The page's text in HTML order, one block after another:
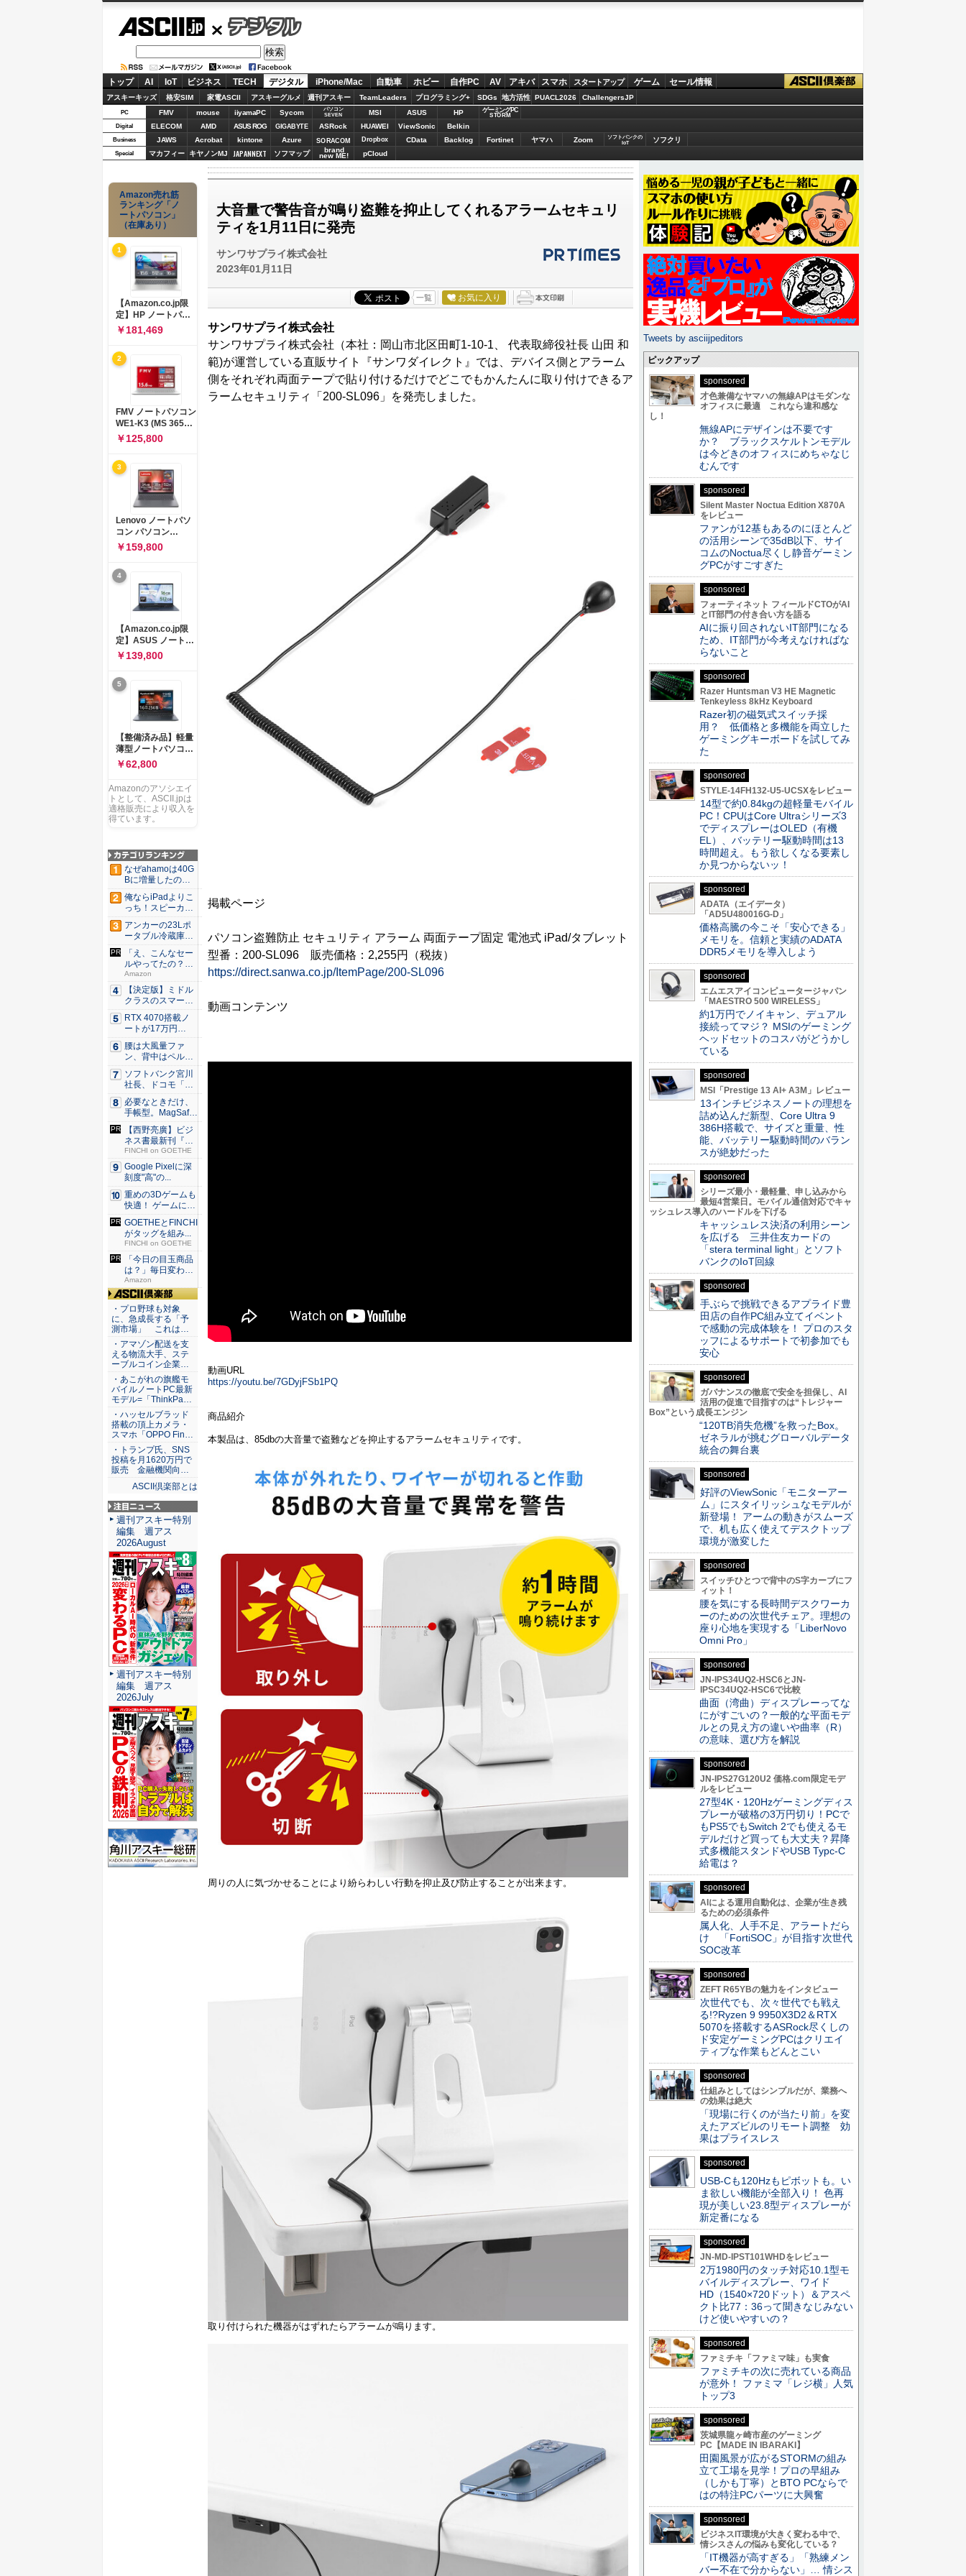
デジタル
トップ AI IoT ビジネス TECH デジタル iPhone/Mac 自動車 ホビー 自作PC AV アキバ スマホ スタートアップ ゲーム セール情報
アスキーキッズ 格安SIM 家電ASCII アスキーグルメ 週刊アスキー TeamLeaders プログラミング+ SDGs 地方活性 PUACL2026 ChallengersJP
PC FMV mouse iiyamaPC Sycom
パソコン
SEVEN
MSI ASUS HP ゲーミングPC
STORM
Digital ELECOM AMD ASUS ROG GIGABYTE ASRock HUAWEI ViewSonic Belkin
Business JAWS Acrobat kintone Azure SORACOM Dropbox CData Backlog Fortinet ヤマハ Zoom
ソフトバンクの
IoT
ソフクリ
Special マカフィー キヤノンMJ JAPANNEXT ソフマップ brand
new ME! pCloud
大音量で警告音が鳴り盗難を抑止してくれるアラームセキュリ
ティを1月11日に発売
サンワサプライ株式会社
2023年01月11日
一覧 お気に入り
サンワサプライ株式会社
サンワサプライ株式会社（本社：岡山市北区田町1-10-1、 代表取締役社長 山田 和
範)が運営している直販サイト『サンワダイレクト』では、デバイス側とアラーム
側をそれぞれ両面テープで貼り付けるだけでどこでもかんたんに取り付けできるア
ラームセキュリティ「200-SL096」を発売しました。
掲載ページ
パソコン盗難防止 セキュリティ アラーム 両面テープ固定 電池式 iPad/タブレット
型番：200-SL096 販売価格：2,255円（税抜）
https://direct.sanwa.co.jp/ItemPage/200-SL096
動画コンテンツ
動画URL
https://youtu.be/7GDyjFSb1PQ
商品紹介
本製品は、85dbの大音量で盗難などを抑止するアラームセキュリティです。
周りの人に気づかせることにより紛らわしい行動を抑止及び防止することが出来ます。
取り付けられた機器がはずれたらアラームが鳴ります。
Amazon売れ筋
ランキング「ノ
ートパソコン」
（在庫あり）
1
【Amazon.co.jp限
定】HP ノートパソ
コン 15-fd 15.6イン
チ インテル Core 5
120U メモリ16GB
SSD512GB
Windows 11
Microsoft Office
2024搭載 WPS
Office搭載 カメラシ
ャッター 指紋認証 薄
型 Copilotキー搭載
ナチュラルシルバー
￥181,469
2
FMV ノートパソコン
WE1-K3 (MS 365
Personal/Copilotキ
ー搭載/Win 11/15.6
型/Core
i5/16GB/SSD
512GB/ホワイト)
FMVWK3E15W_AZ
￥125,800
3
Lenovo ノートパソ
コン パソコン
IdeaPad Slim 3 14.0
インチ AMD
Ryzen™ 5 8640HS
メモリ16GB
SSD512GB
Microsoft 365 試用
版 Windows11 バッ
テリー駆動12.6時間
重量1.39kg ルナグレ
ー 83K9003JJP ノー
トPC
￥159,800
4
【Amazon.co.jp限
定】ASUS ノートパ
ソコン Vivobook 15
M1502NAQ 15.6イ
ンチ AMD Ryzen 7
170 メモリ16GB
SSD 512GB
Microsoft 365
Personal (24か月版)
搭載 Windows 11 重
量1.7kg Wi-Fi 6E ク
ワイエットブルー
M1502NAQ-
￥139,800
5
【整備済み品】軽量
薄型ノートパソコン
dynabook G83 ■
13.3型
FHD(1920x1080) -
高性能第11世代Core
i5-1135G7 - メモリ
16GB - SSD 256GB
USB Type-C - MS
Office 2021 - Win11
搭載
￥62,800
Amazonのアソシエイ
トとして、ASCII.jpは
適格販売により収入を
得ています。
なぜahamoは40G
Bに増量したの
か ...
俺ならiPadよりこ
っち！スピーカー
9個...
アンカーの23Lポ
ータブル冷蔵庫が
Ama...
「え、こんなセー
ルやってたの？」
80％O...
Amazon
【決定版】ミドル
クラスのスマート
フォンの...
RTX 4070搭載ノ
ートが17万円
台。...
腰は大風量ファ
ン、背中はペルチ
ェ冷却。ダ...
ソフトバンク宮川
社長、ドコモ「ah
amo...
必要なときだけ、
手帳型。MagSaf
e・...
【西野亮廣】ビジ
ネス書最新刊『北
極星 僕...
FINCHI on GOETHE
Google Pixelに深
刻度"高"の...
重めの3Dゲームも
快適！ ゲームに強
いH...
GOETHEとFINCHI
がタッグを組み...
FINCHI on GOETHE
「今日の目玉商品
は？」毎日変わる
Amaz...
Amazon
ASCII倶楽部
・プロ野球も対象
に、急成長する「予
測市場」 これは…
・アマゾン配送を支
える物流大手、ステ
ーブルコイン企業…
・あこがれの旗艦モ
バイルノートPC最新
モデル=「ThinkPa…
・ハッセルブラッド
搭載の頂上カメラ・
スマホ「OPPO Fin…
・トランプ氏、SNS
投稿を月1620万円で
販売 金融機関向…
ASCII倶楽部とは
注目ニュース
週刊アスキー特別
編集 週アス
2026August
週刊アスキー特別
編集 週アス
2026July
Tweets by asciijpeditors
ピックアップ
sponsored
才色兼備なヤマハの無線APはモダンな
オフィスに最適 これなら違和感な
し！
無線APにデザインは不要です
か？ ブラックスケルトンモデル
は今どきのオフィスにめちゃなじ
むんです
sponsored
Silent Master Noctua Edition X870A
をレビュー
ファンが12基もあるのにほとんど
の活用シーンで35dB以下、サイ
コムのNoctua尽くし静音ゲーミン
グPCがすごすぎた
sponsored
フォーティネット フィールドCTOがAI
とIT部門の付き合い方を語る
AIに振り回されないIT部門になる
ため、IT部門が今考えなければな
らないこと
sponsored
Razer Huntsman V3 HE Magnetic
Tenkeyless 8kHz Keyboard
Razer初の磁気式スイッチ採
用？ 低価格と多機能を両立した
ゲーミングキーボードを試してみ
た
sponsored
STYLE-14FH132-U5-UCSXをレビュー
14型で約0.84kgの超軽量モバイル
PC！CPUはCore Ultraシリーズ3
でディスプレーはOLED（有機
EL）、バッテリー駆動時間は13
時間超え。もう欲しくなる要素し
か見つからないッ！
sponsored
ADATA（エイデータ）
「AD5U480016G-D」
価格高騰の今こそ「安心できる」
メモリを。信頼と実績のADATA
DDR5メモリを導入しよう
sponsored
エムエスアイコンピュータージャパン
「MAESTRO 500 WIRELESS」
約1万円でノイキャン、デュアル
接続ってマジ？ MSIのゲーミング
ヘッドセットのコスパがどうかし
ている
sponsored
MSI「Prestige 13 AI+ A3M」レビュー
13インチビジネスノートの理想を
詰め込んだ新型、Core Ultra 9
386H搭載で、サイズと重量、性
能、バッテリー駆動時間のバラン
スが絶妙だった
sponsored
シリーズ最小・最軽量、申し込みから
最短4営業日。モバイル通信対応でキャ
ッシュレス導入のハードルを下げる
キャッシュレス決済の利用シーン
を広げる 三井住友カードの
「stera terminal light」とソフト
バンクのIoT回線
sponsored
手ぶらで挑戦できるアプライド豊
田店の自作PC組み立てイベント
で感動の完成体験を！ プロのスタ
ッフによるサポートで初参加でも
安心
sponsored
ガバナンスの徹底で安全を担保し、AI
活用の促進で目指すのは“トレジャー
Box”という成長エンジン
“120TB消失危機”を救ったBox。
ゼネラルが挑むグローバルデータ
統合の舞台裏
sponsored
好評のViewSonic「モニターアー
ム」にスタイリッシュなモデルが
新登場！ アームの動きがスムーズ
で、机も広く使えてデスクトップ
環境が激変した
sponsored
スイッチひとつで背中のS字カーブにフ
ィット！
腰を気にする長時間デスクワーカ
ーのための次世代チェア。理想の
座り心地を実現する「LiberNovo
Omni Pro」
sponsored
JN-IPS34UQ2-HSC6とJN-
IPSC34UQ2-HSC6で比較
曲面（湾曲）ディスプレーってな
にがすごいの？一般的な平面モデ
ルとの見え方の違いや曲率（R）
の意味、選び方を解説
sponsored
JN-IPS27G120U2 価格.com限定モデ
ルをレビュー
27型4K・120Hzゲーミングディス
プレーが破格の3万円切り！PCで
もPS5でもSwitch 2でも使えるモ
デルだけど買っても大丈夫？昇降
式多機能スタンドやUSB Typc-C
給電は？
sponsored
AIによる運用自動化は、企業が生き残
るための必須条件
属人化、人手不足、アラートだら
け 「FortiSOC」が目指す次世代
SOC改革
sponsored
ZEFT R65YBの魅力をインタビュー
次世代でも、次々世代でも戦え
る!?Ryzen 9 9950X3D2＆RTX
5070を搭載するASRock尽くしの
ド安定ゲーミングPCはクリエイ
ティブな作業もどんとこい
sponsored
仕組みとしてはシンプルだが、業務へ
の効果は絶大
「現場に行くのが当たり前」を変
えたアズビルのリモート調整 効
果はプライスレス
sponsored
USB-Cも120Hzもピボットも。い
ま欲しい機能が全部入り！ 色再
現が美しい23.8型ディスプレーが
新定番になる
sponsored
JN-MD-IPST101WHDをレビュー
2万1980円のタッチ対応10.1型モ
バイルディスプレー、ワイド
HD（1540×720ドット）＆アスペ
クト比77：36って聞きなじみない
けど使いやすいの？
sponsored
ファミチキ「ファミマ味」も実食
ファミチキの次に売れている商品
が意外！ ファミマ「レジ横」人気
トップ3
sponsored
茨城県龍ヶ崎市産のゲーミング
PC【MADE IN IBARAKI】
田園風景が広がるSTORMの組み
立て工場を見学！プロの早組み
（しかも丁寧）とBTO PCならで
はの特注PCパーツに大興奮
sponsored
ビジネスIT環境が大きく変わる中で、
情シスさんの悩みも変化している？
「IT機器が高すぎる」「熟練メン
バー不在で分からない」… 情シス